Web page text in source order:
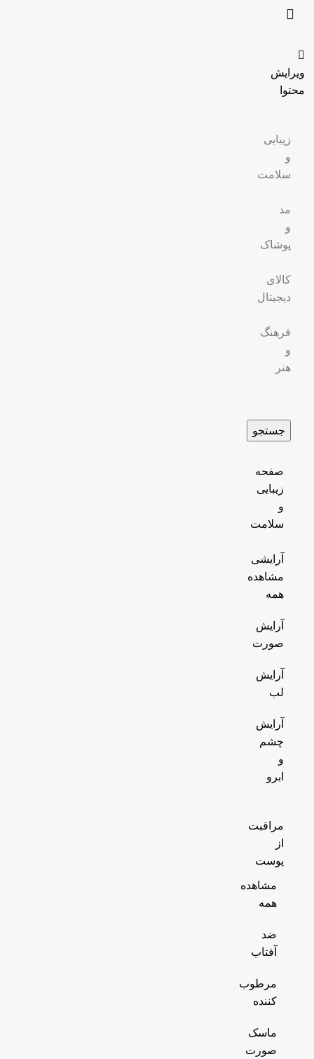
ویرایش
محتوا
زیبایی
و
سلامت
مد
و
پوشاک
کالای
دیجیتال
فرهنگ
و
هنر
جستجو
صفحه
زیبایی
و
سلامت
آرایشی
مشاهده
همه
آرایش
صورت
آرایش
لب
آرایش
چشم
و
ابرو
مراقبت
از
پوست
مشاهده
همه
ضد
آفتاب
مرطوب
کننده
ماسک
صورت